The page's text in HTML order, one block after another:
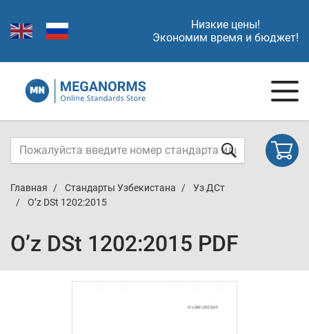
Низкие цены!
Экономим время и бюджет!
Главная Стандарты Узбекистана
Уз ДСт
O’z DSt 1202:2015
O’z DSt 1202:2015 PDF